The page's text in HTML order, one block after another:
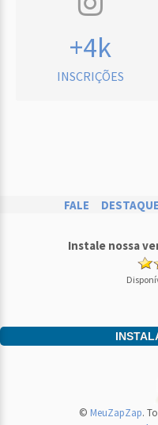
+4k
INSCRIÇÕES
FALE
Instale nossa
© MeuZapZap.